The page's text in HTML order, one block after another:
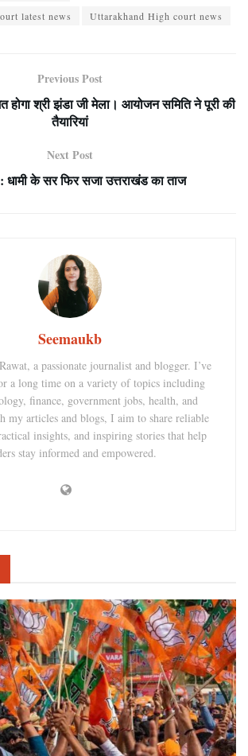
latest news
Uttarakhand High court news
Previous Post
होगा श्री झंडा जी मेला। आयोजन समिति ने पूरी की
तैयारियां
Next Post
धामी के सर फिर सजा उत्तराखंड का ताज
Seemaukb
a passionate journalist and blogger. I’ve
a long time on a variety of topics including
finance, government jobs, health, and
my articles and blogs, I aim to share reliable
insights, and inspiring stories that help
stay informed and empowered.